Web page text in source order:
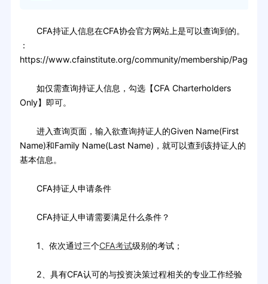
CFA持证人信息在CFA协会官方网站上是可以查询到的。
：
https://www.cfainstitute.org/community/membership/Pages/
如仅需查询持证人信息，勾选【CFA Charterholders
Only】即可。
进入查询页面，输入欲查询持证人的Given Name(First
Name)和Family Name(Last Name)，就可以查到该持证人的
基本信息。
CFA持证人申请条件
CFA持证人申请需要满足什么条件？
1、依次通过三个CFA考试级别的考试；
2、具有CFA认可的与投资决策过程相关的专业工作经验